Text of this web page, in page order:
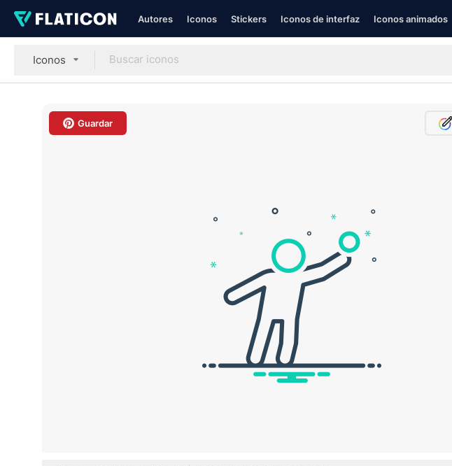
Autores Iconos Stickers Iconos de interfaz Iconos animados
Iconos
Guardar